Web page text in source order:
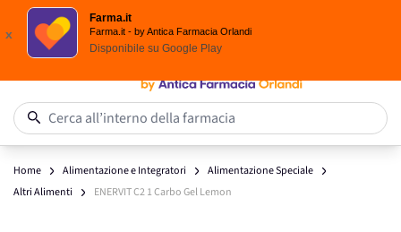
x
Farma.it
Farma.it - by Antica Farmacia Orlandi
Disponibile su Google Play
Salta al contenuto
Cerca all’interno della farmacia
Home Alimentazione e Integratori
Alimentazione Speciale
Altri Alimenti
ENERVIT C2 1 Carbo Gel Lemon